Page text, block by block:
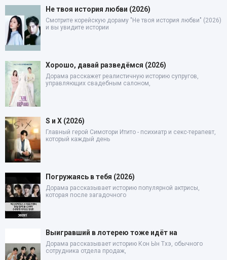
Не твоя история любви (2026)
Смотрите корейскую дораму "Не твоя история любви" (2026)
и вы увидите истории
Хорошо, давай разведёмся (2026)
Дорама расскажет реалистичную историю супругов,
управляющих свадебным салоном,
S и X (2026)
Главный герой Симотори Итито - психиатр и секс-терапевт,
который каждый день
Погружаясь в тебя (2026)
Дорама рассказывает историю популярной актрисы,
которая после загадочного
Выигравший в лотерею тоже идёт на
Дорама рассказывает историю Кон Ын Тхэ, обычного
сотрудника отдела продаж,